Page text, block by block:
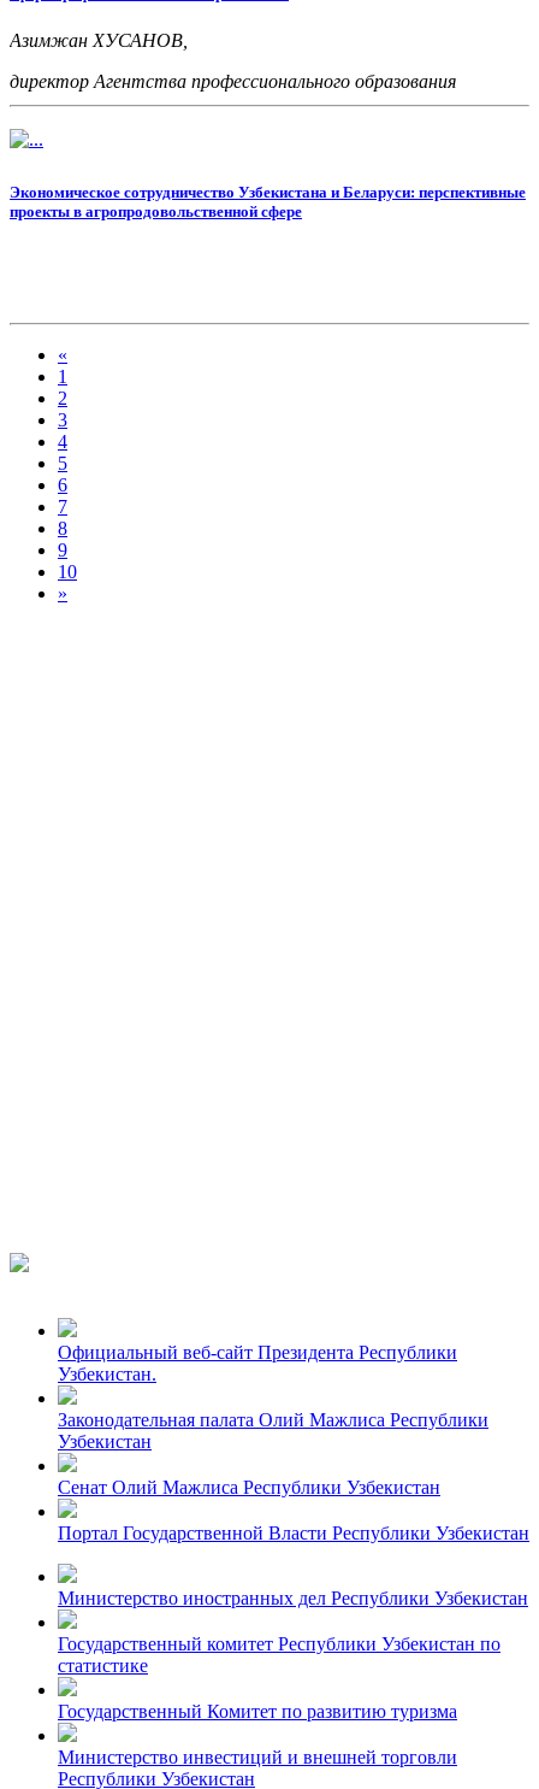
Азимжан ХУСАНОВ,
директор Агентства профессионального образования
Экономическое сотрудничество Узбекистана и Беларуси: перспективные
проекты в агропродовольственной сфере
«
1
2
3
4
5
6
7
8
9
10
»
Официальный веб-сайт Президента Республики
Узбекистан.
Законодательная палата Олий Мажлиса Республики
Узбекистан
Сенат Олий Мажлиса Республики Узбекистан
Портал Государственной Власти Республики Узбекистан
Министерство иностранных дел Республики Узбекистан
Государственный комитет Республики Узбекистан по
статистике
Государственный Комитет по развитию туризма
Министерство инвестиций и внешней торговли
Республики Узбекистан